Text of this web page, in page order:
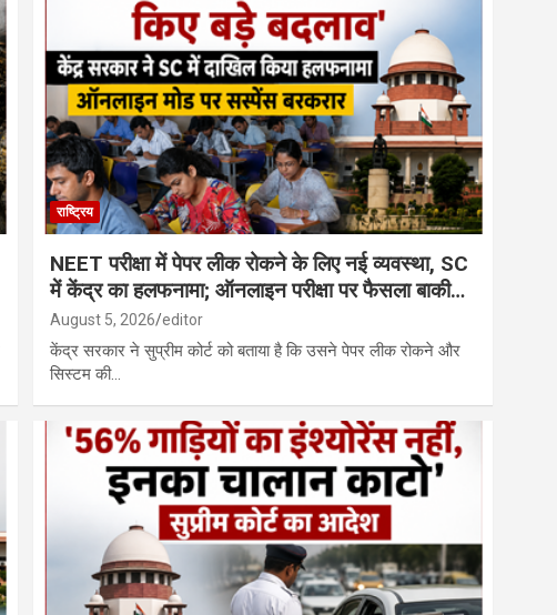
राष्ट्रिय
NEET परीक्षा में पेपर लीक रोकने के लिए नई व्यवस्था, SC
में केंद्र का हलफनामा; ऑनलाइन परीक्षा पर फैसला बाकी…
August 5, 2026 editor
केंद्र सरकार ने सुप्रीम कोर्ट को बताया है कि उसने पेपर लीक रोकने और
सिस्टम की…